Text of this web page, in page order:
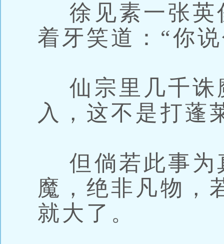
徐见素一张英
着牙笑道：“你
仙宗里几千诛
入，这不是打蓬
但倘若此事为
魔，绝非凡物，
就大了。